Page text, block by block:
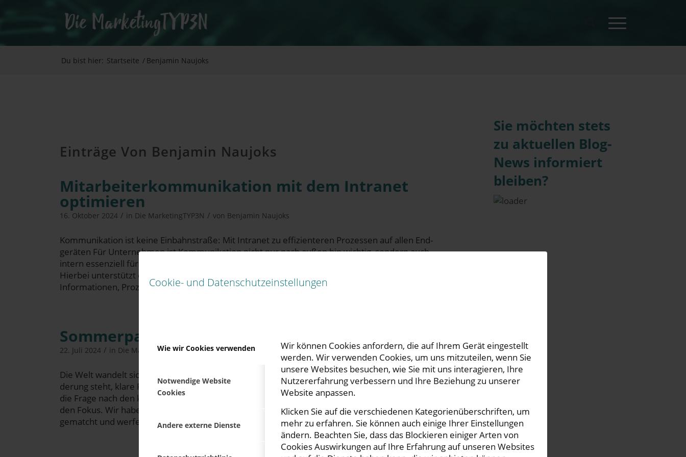
Cookie- und Datenschutzeinstellungen
Wie wir Cookies verwenden
Notwendige Website
Cookies
Andere externe Dienste
Wir können Cookies anfordern, die auf Ihrem Gerät eingestellt
werden. Wir verwenden Cookies, um uns mitzuteilen, wenn Sie
unsere Websites besuchen, wie Sie mit uns interagieren, Ihre
Nutzererfahrung verbessern und Ihre Beziehung zu unserer
Website anpassen.
Klicken Sie auf die verschiedenen Kategorienüberschriften, um
mehr zu erfahren. Sie können auch einige Ihrer Einstellungen
ändern. Beachten Sie, dass das Blockieren einiger Arten von
Cookies Auswirkungen auf Ihre Erfahrung auf unseren Websites
Du bist hier: Startseite / Benjamin Naujoks
Einträge Von Benjamin Naujoks
Mit­ar­bei­ter­kom­mu­ni­ka­ti­on mit dem Intra­net
optimieren
16. Oktober 2024 / in Die MarketingTYP3N / von Benjamin Naujoks
Kom­mu­ni­ka­ti­on ist kei­ne Ein­bahn­stra­ße: Mit Intra­net zu effi­zi­en­te­ren Pro­zes­sen auf allen End­
ge­rä­ten Für Unter­neh­men ist Kom­mu­ni­ka­ti­on nicht nur nach außen hin wich­tig, son­dern auch
intern essen­zi­ell für den Aus­tausch von Infor­ma­tio­nen und die effi­zi­en­te Zusam­men­ar­beit.
Hier­bei unter­stützt ein inter­nes Netz­werk – das Intra­net. Es ermög­licht Mit­ar­bei­tern, wich­ti­ge
Infor­ma­tio­nen, Pro­zes­se, Doku­men­te und Res­sour­cen an einem zentralen […]
Som­mer­pau­se nut­zen zum Marketing-Checkup
22. Juli 2024 / in Die MarketingTYP3N / vonBenjamin Naujoks
Die Welt wan­delt sich rasant und mit ihr der Unter­neh­mens­sek­tor, wel­cher vor der Her­aus­for­
de­rung steht, kla­re Per­spek­ti­ven für die Zukunft zu ent­wi­ckeln. Gera­de in die­sen Zei­ten rückt
die Fra­ge nach den kom­men­den Ent­wick­lun­gen und Marketing Trends umso stär­ker in
den Fokus. Wir haben mal ein paar Arti­kel und Stu­di­en mir unse­ren eige­nen Erfah­run­gen
gematcht und werfen […]
Sie möchten stets
zu aktuellen Blog-
News informiert
bleiben?